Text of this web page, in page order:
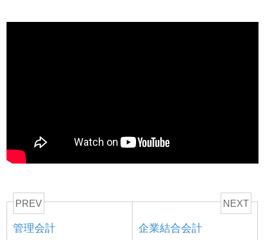
PREV
管理会計
NEXT
企業結合会計